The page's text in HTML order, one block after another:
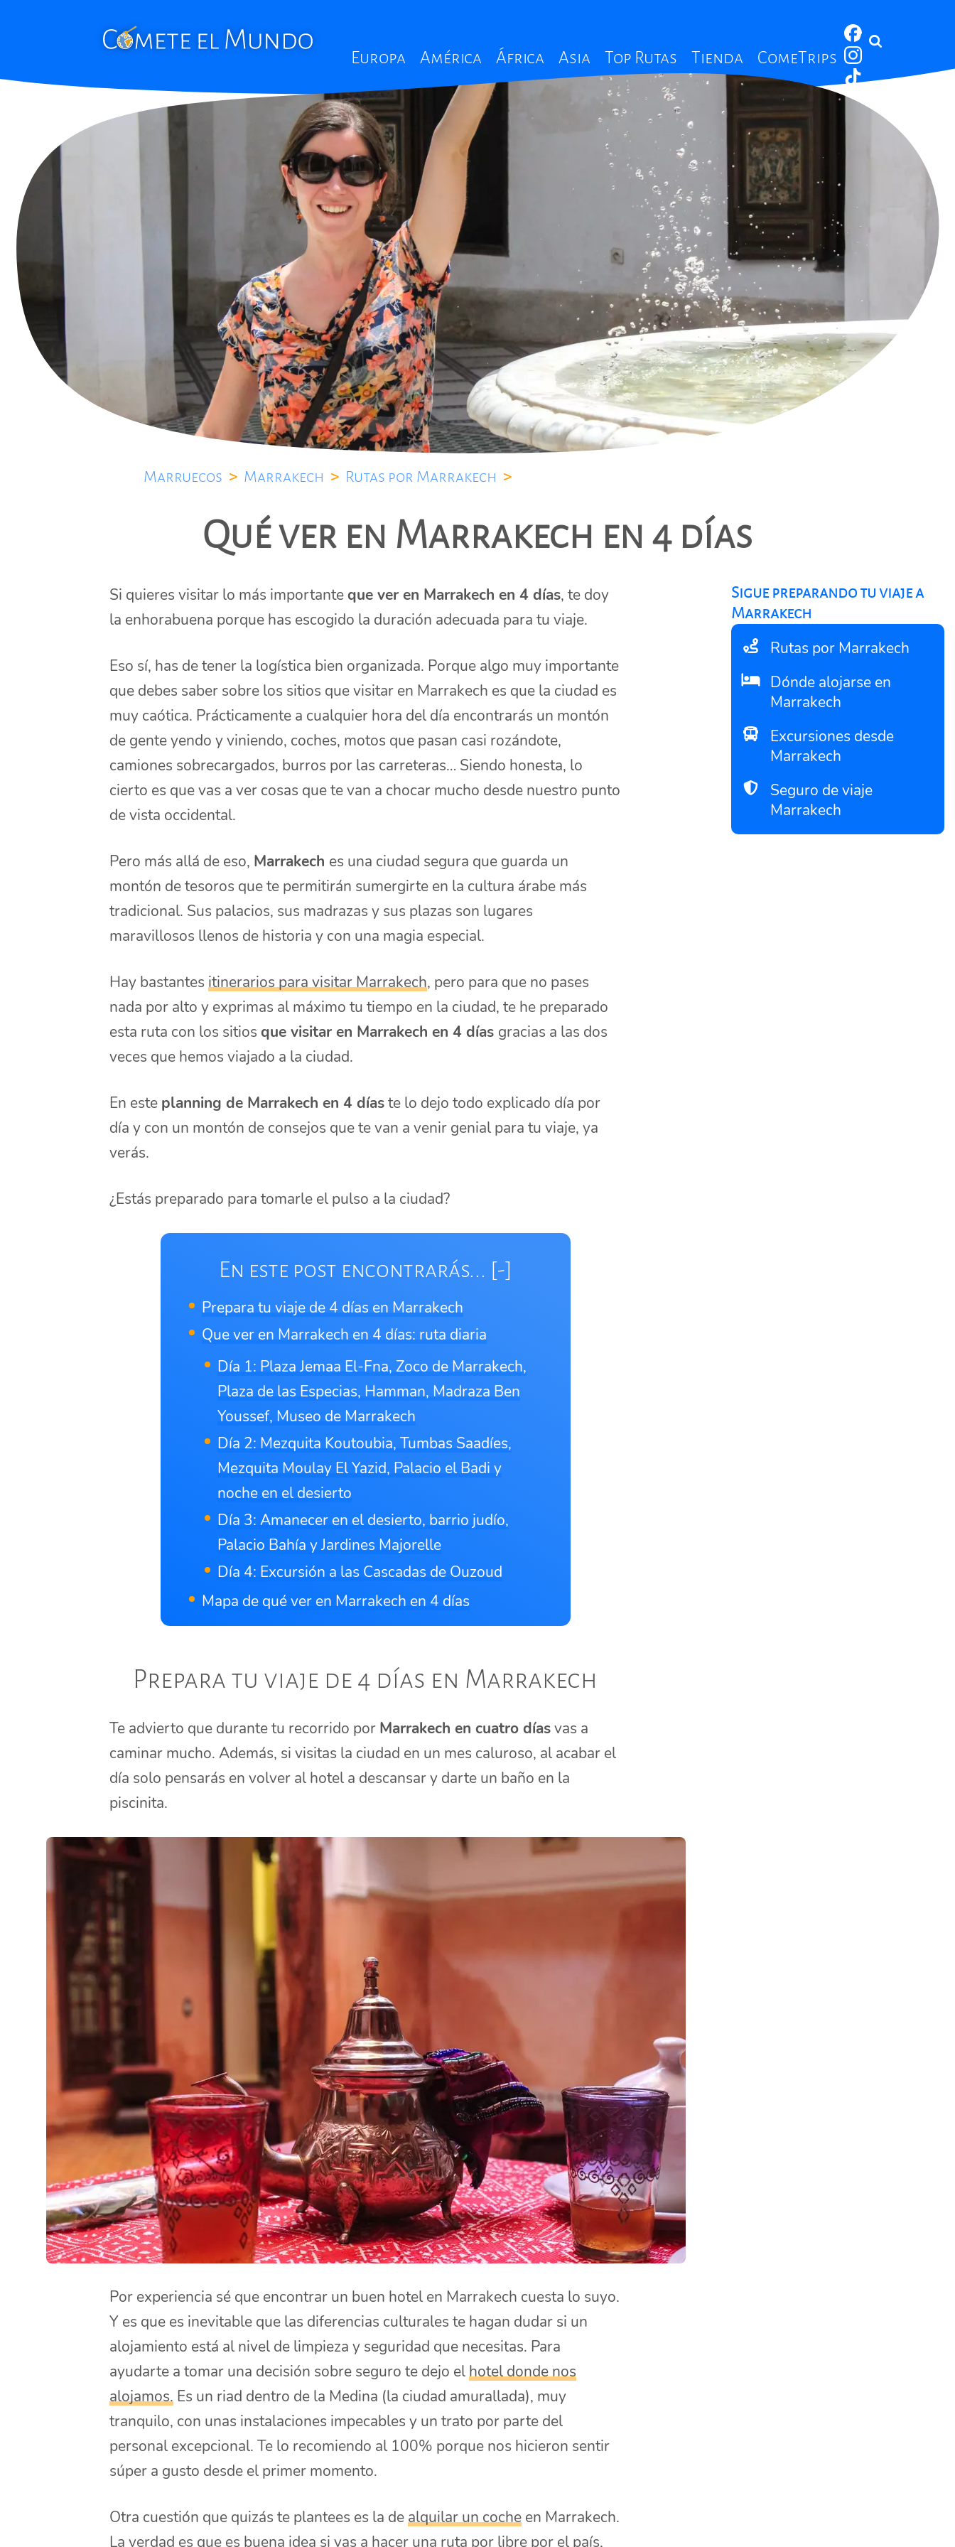
Main
navigation
Europa América África Asia Top Rutas Tienda ComeTrips
Marruecos > Marrakech > Rutas por Marrakech >
Qué ver en Marrakech en 4 días
Si quieres visitar lo más importanteque ver en Marrakech en 4 días, te doy
la enhorabuena porque has escogido la duración adecuada para tu viaje.
Eso sí, has de tener la logística bien organizada. Porque algo muy importante
que debes saber sobre los sitios que visitar en Marrakech es que la ciudad es
muy caótica. Prácticamente a cualquier hora del día encontrarás un montón
de gente yendo y viniendo, coches, motos que pasan casi rozándote,
camiones sobrecargados, burros por las carreteras… Siendo honesta, lo
cierto es que vas a ver cosas que te van a chocar mucho desde nuestro punto
de vista occidental.
Pero más allá de eso, Marrakech es una ciudad segura que guarda un
montón de tesoros que te permitirán sumergirte en la cultura árabe más
tradicional. Sus palacios, sus madrazas y sus plazas son lugares
maravillosos llenos de historia y con una magia especial.
Hay bastantesitinerarios para visitar Marrakech, pero para que no pases
nada por alto y exprimas al máximo tu tiempo en la ciudad, te he preparado
esta ruta con los sitiosque visitar en Marrakech en 4 días gracias a las dos
veces que hemos viajado a la ciudad.
En este planning de Marrakech en 4 díaste lo dejo todo explicado día por
día y con un montón de consejos que te van a venir genial para tu viaje, ya
verás.
¿Estás preparado para tomarle el pulso a la ciudad?
En este post encontrarás...
Prepara tu viaje de 4 días en Marrakech
Que ver en Marrakech en 4 días: ruta diaria
Día 1: Plaza Jemaa El-Fna, Zoco de Marrakech,
Plaza de las Especias, Hamman, Madraza Ben
Youssef, Museo de Marrakech
Día 2: Mezquita Koutoubia, Tumbas Saadíes,
Mezquita Moulay El Yazid, Palacio el Badi y
noche en el desierto
Día 3: Amanecer en el desierto, barrio judío,
Palacio Bahía y Jardines Majorelle
Día 4: Excursión a las Cascadas de Ouzoud
Mapa de qué ver en Marrakech en 4 días
Prepara tu viaje de 4 días en Marrakech
Te advierto que durante tu recorrido por Marrakech en cuatro díasvas a
caminar mucho. Además, si visitas la ciudad en un mes caluroso, al acabar el
día solo pensarás en volver al hotel a descansar y darte un baño en la
piscinita.
Por experiencia sé que encontrar un buen hotel en Marrakech cuesta lo suyo.
Y es que es inevitable que las diferencias culturales te hagan dudar si un
alojamiento está al nivel de limpieza y seguridad que necesitas. Para
ayudarte a tomar una decisión sobre seguro te dejo elhotel donde nos
alojamos. Es un riad dentro de la Medina (la ciudad amurallada), muy
tranquilo, con unas instalaciones impecables y un trato por parte del
personal excepcional. Te lo recomiendo al 100% porque nos hicieron sentir
súper a gusto desde el primer momento.
Otra cuestión que quizás te plantees es la dealquilar un coche en Marrakech.
La verdad es que es buena idea si vas a hacer una ruta por libre por el país,
Sigue preparando tu viaje a
Marrakech
Rutas por Marrakech
Dónde alojarse en
Marrakech
Excursiones desde
Marrakech
Seguro de viaje
Marrakech